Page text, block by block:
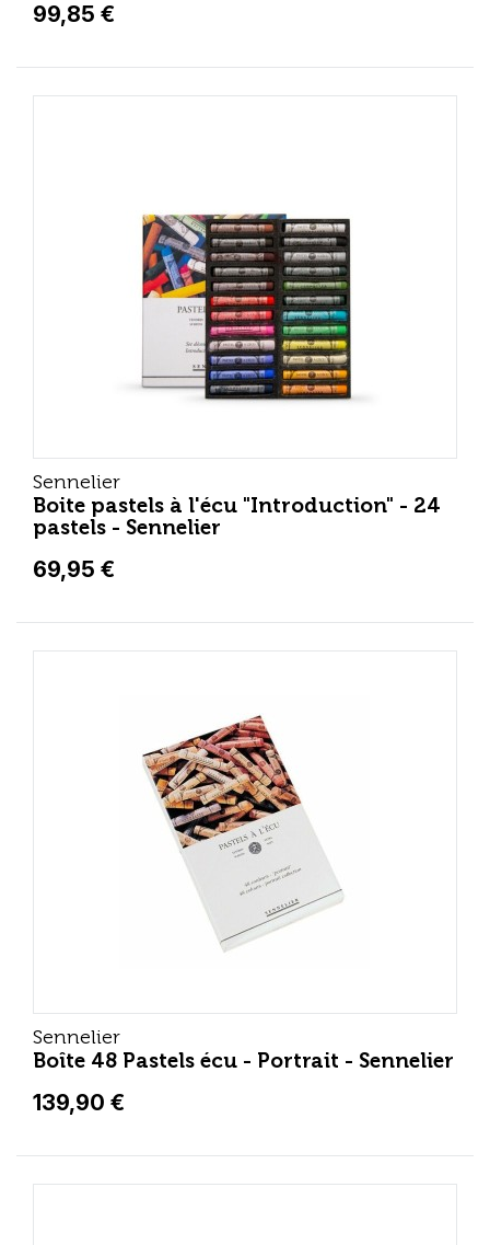
99,85 €
Sennelier
Boite pastels à l'écu "Introduction" - 24
pastels - Sennelier
69,95 €
Sennelier
Boîte 48 Pastels écu - Portrait - Sennelier
139,90 €